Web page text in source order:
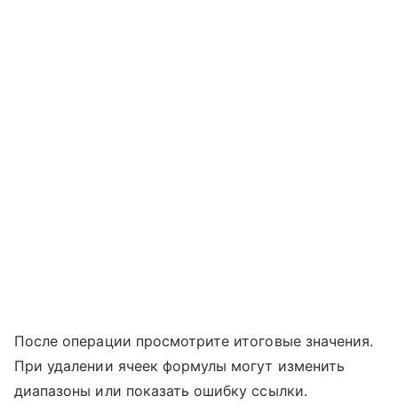
После операции просмотрите итоговые значения.
При удалении ячеек формулы могут изменить
диапазоны или показать ошибку ссылки.